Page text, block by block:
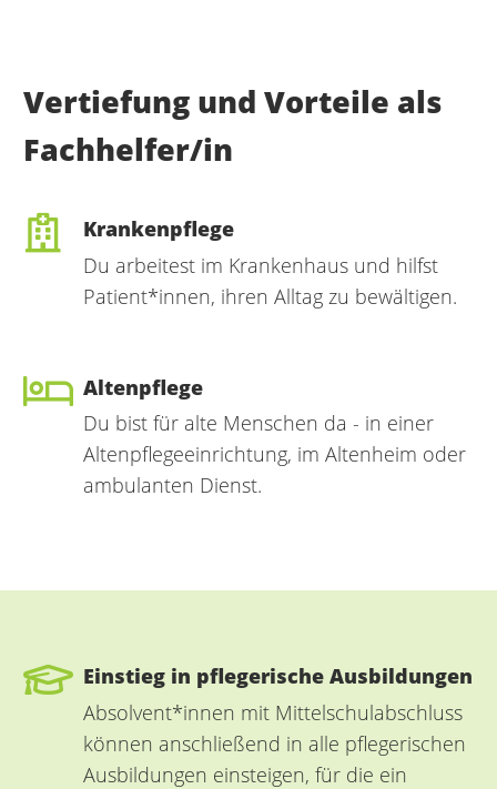
Vertiefung und Vorteile als
Fachhelfer/in
Krankenpflege
Du arbeitest im Krankenhaus und hilfst
Patient*innen, ihren Alltag zu bewältigen.
Altenpflege
Du bist für alte Menschen da - in einer
Altenpflegeeinrichtung, im Altenheim oder
ambulanten Dienst.
Einstieg in pflegerische Ausbildungen
Absolvent*innen mit Mittelschulabschluss
können anschließend in alle pflegerischen
Ausbildungen einsteigen, für die ein